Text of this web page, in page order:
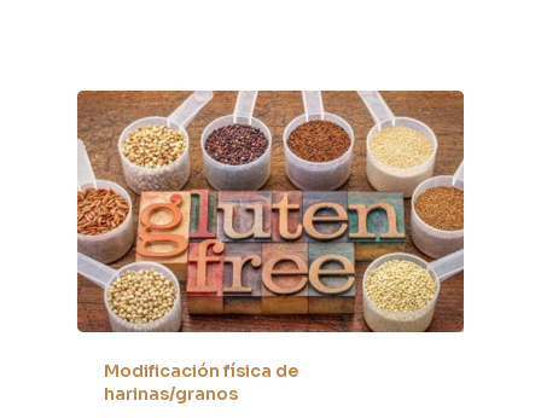
Modificación física de
harinas/granos